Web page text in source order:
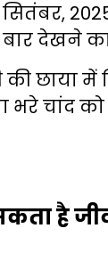
सितंबर,
देखने
की छाया
भरे चांद
है